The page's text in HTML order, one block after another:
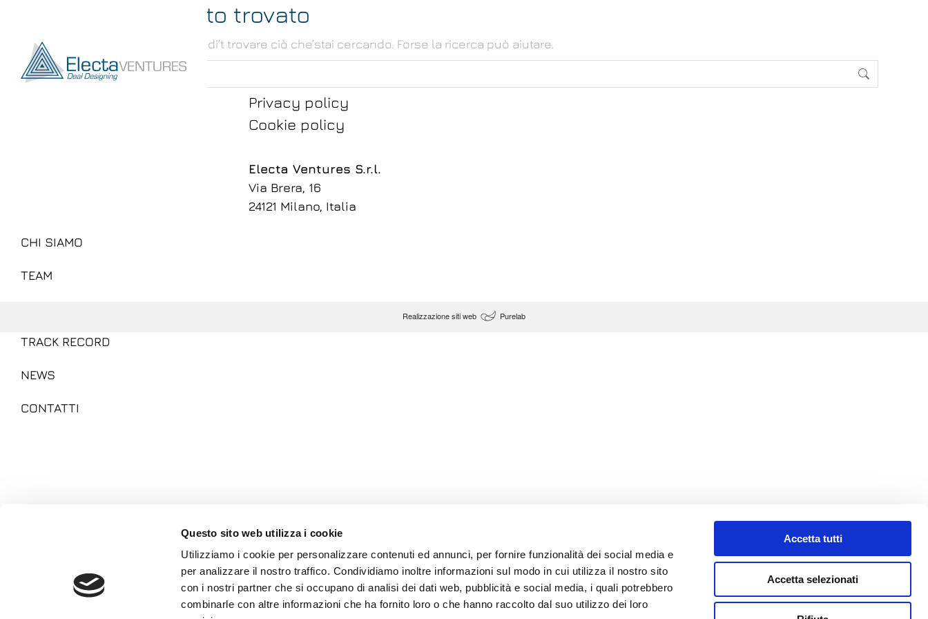
Questo sito web utilizza i cookie
Utilizziamo i cookie per personalizzare contenuti ed annunci, per fornire funzionalità dei social media e
per analizzare il nostro traffico. Condividiamo inoltre informazioni sul modo in cui utilizza il nostro sito
con i nostri partner che si occupano di analisi dei dati web, pubblicità e social media, i quali potrebbero
combinarle con altre informazioni che ha fornito loro o che hanno raccolto dal suo utilizzo dei loro
Accetta tutti
Accetta selezionati
Nessun oggetto trovato
Sembra che siamo in grado di’t trovare ciò che’stai cercando. Forse la ricerca può aiutare.
Privacy policy
Cookie policy
Electa Ventures S.r.l.
Via Brera, 16
24121 Milano, Italia
Realizzazione siti web Purelab
CHI SIAMO
TEAM
TRACK RECORD
NEWS
CONTATTI
Seguici su: